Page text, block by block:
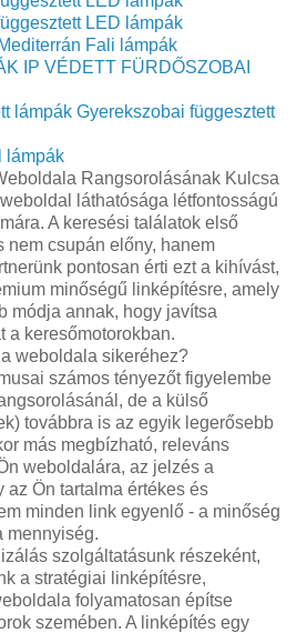
LED lámpák
Mediterrán Fali lámpák
IP VÉDETT FÜRDŐSZOBAI
lámpák Gyerekszobai függesztett
lámpák
Rangsorolásának Kulcsa
láthatósága létfontosságú
A keresési találatok első
csupán előny, hanem
pontosan érti ezt a kihívást,
minőségű linképítésre, amely
módja annak, hogy javítsa
a keresőmotorokban.
weboldala sikeréhez?
számos tényezőt figyelembe
de a külső
továbbra is az egyik legerősebb
más megbízható, releváns
weboldalára, az jelzés a
az Ön tartalma értékes és
minden link egyenlő - a minőség
mennyiség.
szolgáltatásunk részeként,
a stratégiai linképítésre,
folyamatosan építse
szemében. A linképítés egy